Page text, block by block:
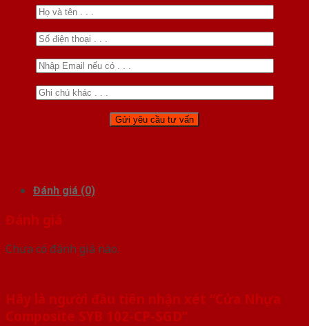
Đánh giá (0)
Đánh giá
Chưa có đánh giá nào.
Hãy là người đầu tiên nhận xét “Cửa Nhựa
Composite SYB 102-CP-SGD”